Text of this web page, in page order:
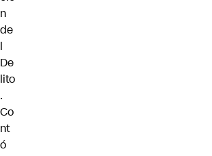
n
de
l
De
lito
.
Co
nt
ó